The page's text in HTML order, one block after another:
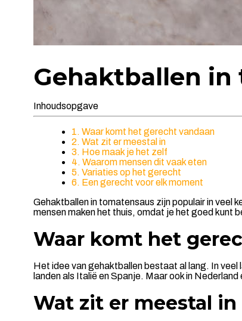
Gehaktballen in
Inhoudsopgave
1. Waar komt het gerecht vandaan
2. Wat zit er meestal in
3. Hoe maak je het zelf
4. Waarom mensen dit vaak eten
5. Variaties op het gerecht
6. Een gerecht voor elk moment
Gehaktballen in tomatensaus zijn populair in veel
mensen maken het thuis, omdat je het goed kunt
Waar komt het
Het idee van gehaktballen bestaat al lang. In
landen als Italië en Spanje. Maar ook in
Wat zit er meestal in